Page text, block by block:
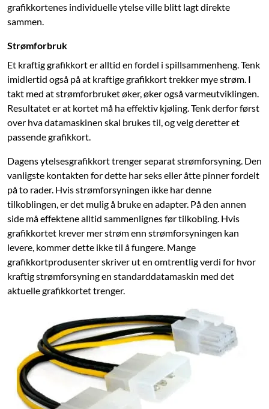
grafikkortenes individuelle ytelse ville blitt lagt direkte
sammen.
Strømforbruk
Et kraftig grafikkort er alltid en fordel i spillsammenheng. Tenk
imidlertid også på at kraftige grafikkort trekker mye strøm. I
takt med at strømforbruket øker, øker også varmeutviklingen.
Resultatet er at kortet må ha effektiv kjøling. Tenk derfor først
over hva datamaskinen skal brukes til, og velg deretter et
passende grafikkort.
Dagens ytelsesgrafikkort trenger separat strømforsyning. Den
vanligste kontakten for dette har seks eller åtte pinner fordelt
på to rader. Hvis strømforsyningen ikke har denne
tilkoblingen, er det mulig å bruke en adapter. På den annen
side må effektene alltid sammenlignes før tilkobling. Hvis
grafikkortet krever mer strøm enn strømforsyningen kan
levere, kommer dette ikke til å fungere. Mange
grafikkortprodusenter skriver ut en omtrentlig verdi for hvor
kraftig strømforsyning en standarddatamaskin med det
aktuelle grafikkortet trenger.